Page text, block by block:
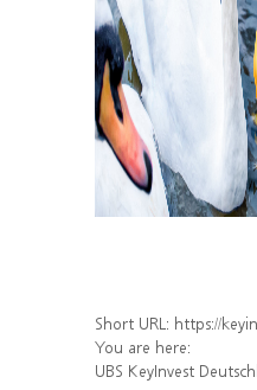
Short URL: https://keyinvest-
You are here:
UBS KeyInvest